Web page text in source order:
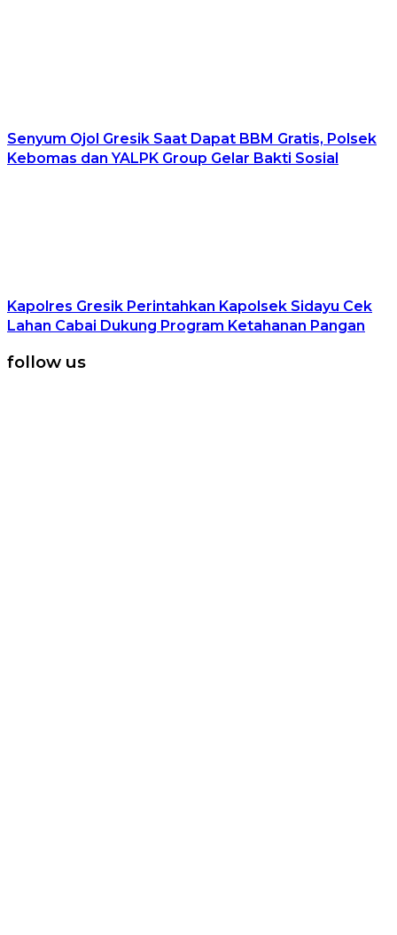
Senyum Ojol Gresik Saat Dapat BBM Gratis, Polsek
Kebomas dan YALPK Group Gelar Bakti Sosial
Kapolres Gresik Perintahkan Kapolsek Sidayu Cek
Lahan Cabai Dukung Program Ketahanan Pangan
follow us